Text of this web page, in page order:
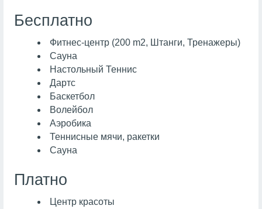
Бесплатно
Фитнес-центр (200 m2, Штанги, Тренажеры)
Сауна
Настольный Теннис
Дартс
Баскетбол
Волейбол
Аэробика
Теннисные мячи, ракетки
Сауна
Платно
Центр красоты